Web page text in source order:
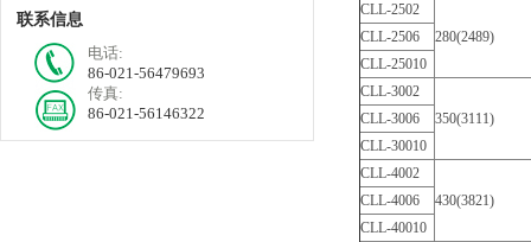
联系信息
电话:
86-021-56479693
传真:
86-021-56146322
CLL-2502
280(2489)
CLL-2506
CLL-25010
CLL-3002
350(3111)
CLL-3006
CLL-30010
CLL-4002
430(3821)
CLL-4006
CLL-40010